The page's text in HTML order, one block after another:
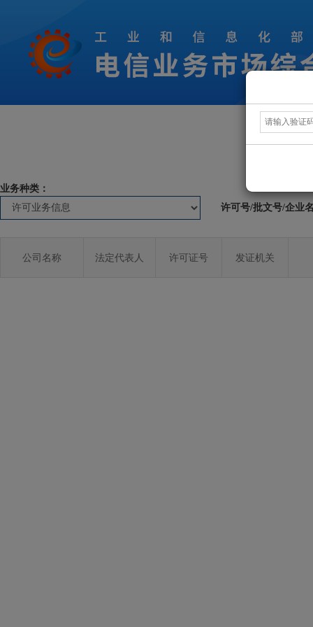
业务种类：
许可号/批文号/企业
公司名称 法定代表人 许可证号 发证机关